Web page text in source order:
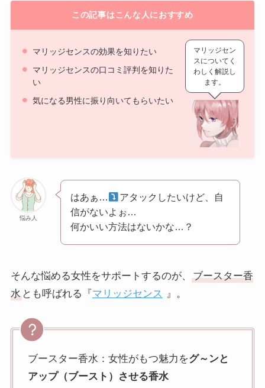
この記事はこんな人におすすめ
マリッジセンスの効果を知りたい
マリッジセンスの口コミ評判を知りた
い
気になる男性に振り向いてもらいたい
マリッジセン
スについてく
わしく解説し
ます。
悩み人
はあぁ…
アタックしたいけど、自
信がないよぉ…
何かいい方法はないかな…？
そんな悩める女性をサポートするのが、
ブースター香
水とも呼ばれる『マリッジセンス 』。
ブースター香水：女性がもつ魅力をグ～ンと
アップ（ブースト）させる香水